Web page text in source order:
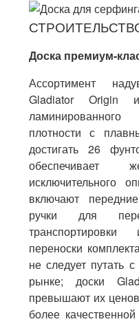
Доска премиум-
Ассортимент
Gladiator Origin
плотности с
достигать 26
исключительного
включают
ручки для
переноски
не следует путать
рынке; доски
превышают их
более